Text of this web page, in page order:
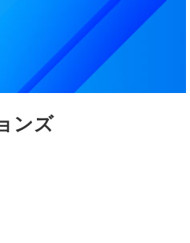
ンズ